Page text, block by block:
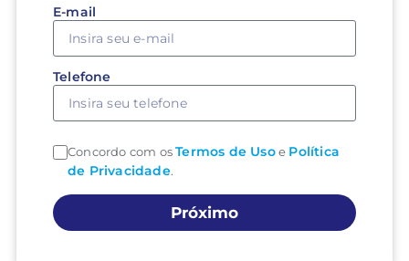
E-mail
Telefone
Concordo com osTermos de Usoe Política
de Privacidade.
Próximo